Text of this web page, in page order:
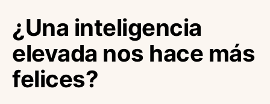
¿Una inteligencia
elevada nos hace más
felices?